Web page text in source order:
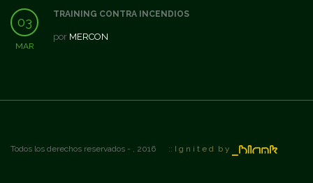
03
MAR
TRAINING CONTRA INCENDIOS
por MERCON
Todos los derechos reservados - , 2016 :: I g n i t e d b y